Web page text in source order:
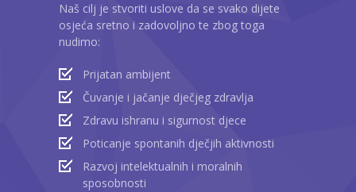
Naš cilj je stvoriti uslove da se svako dijete
osjeća sretno i zadovoljno te zbog toga
nudimo:
Prijatan ambijent
Čuvanje i jačanje dječjeg zdravlja
Zdravu ishranu i sigurnost djece
Poticanje spontanih dječjih aktivnosti
Razvoj intelektualnih i moralnih
sposobnosti